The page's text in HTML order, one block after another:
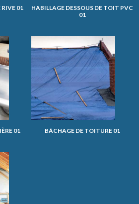
RIVE 01
HABILLAGE DESSOUS DE TOIT PVC
01
01 BÂCHAGE DE TOITURE 01